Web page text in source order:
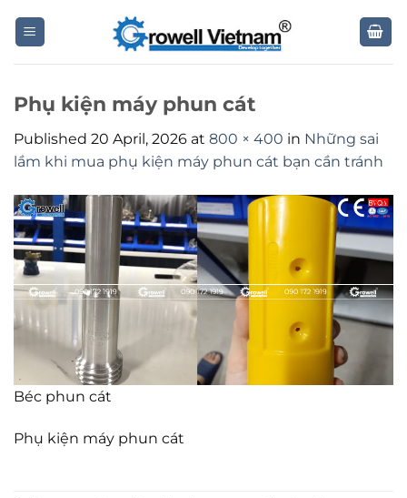
Phụ kiện máy phun cát
Published 20 April, 2026 at 800 × 400 in Những sai
lầm khi mua phụ kiện máy phun cát bạn cần tránh
Béc phun cát
Phụ kiện máy phun cát